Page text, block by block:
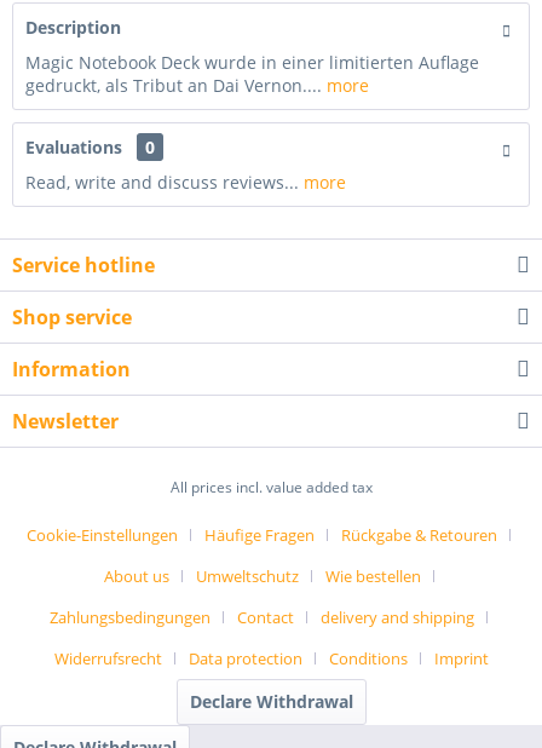
Description
Magic Notebook Deck wurde in einer limitierten Auflage
gedruckt, als Tribut an Dai Vernon.... more
Evaluations
0
Read, write and discuss reviews... more
Service hotline
Shop service
Information
Newsletter
All prices incl. value added tax
Cookie-Einstellungen Häufige Fragen
Rückgabe & Retouren
About us
Umweltschutz
Wie bestellen
Zahlungsbedingungen
Contact
delivery and shipping
Widerrufsrecht
Data protection Conditions Imprint
Declare Withdrawal